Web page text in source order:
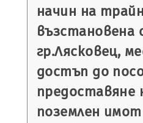
начин на
възстановена
гр.Лясковец,
достъп до
предоставяне
поземлен